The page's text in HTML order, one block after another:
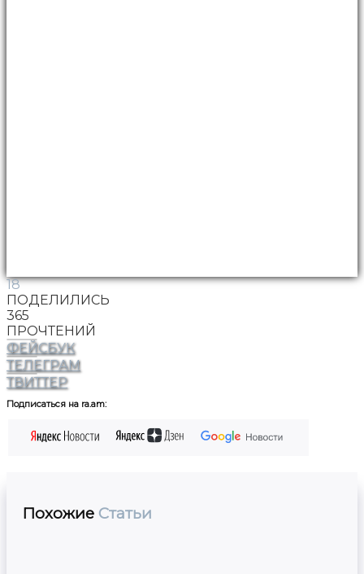
18
ПОДЕЛИЛИСЬ
365
ПРОЧТЕНИЙ
ФЕЙСБУК
ТЕЛЕГРАМ
ТВИТТЕР
Подписаться на ra.am:
Похожие Статьи